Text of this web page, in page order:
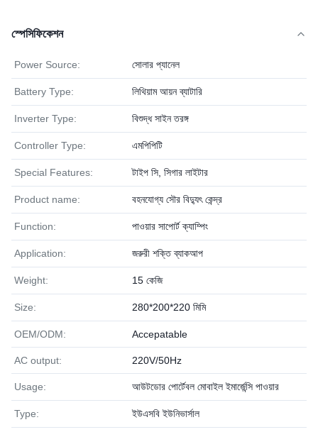
স্পেসিফিকেশন
Power Source: সোলার প্যানেল
Battery Type: লিথিয়াম আয়ন ব্যাটারি
Inverter Type: বিশুদ্ধ সাইন তরঙ্গ
Controller Type: এমপিপিটি
Special Features: টাইপ সি, সিগার লাইটার
Product name: বহনযোগ্য সৌর বিদ্যুৎ কেন্দ্র
Function: পাওয়ার সাপোর্ট ক্যাম্পিং
Application: জরুরী শক্তি ব্যাকআপ
Weight: 15 কেজি
Size: 280*200*220 মিমি
OEM/ODM: Accepatable
AC output: 220V/50Hz
Usage: আউটডোর পোর্টেবল মোবাইল ইমার্জেন্সি পাওয়ার
Type: ইউএসবি ইউনিভার্সাল